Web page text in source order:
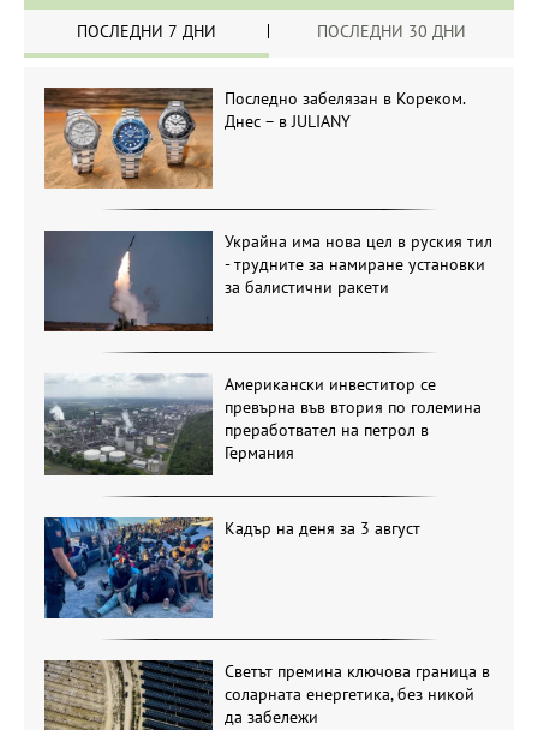
ПОСЛЕДНИ 7 ДНИ ПОСЛЕДНИ 30 ДНИ
Последно забелязан в Кореком.
Днес – в JULIANY
Украйна има нова цел в руския тил
- трудните за намиране установки
за балистични ракети
Американски инвеститор се
превърна във втория по големина
преработвател на петрол в
Германия
Кадър на деня за 3 август
Светът премина ключова граница в
соларната енергетика, без никой
да забележи